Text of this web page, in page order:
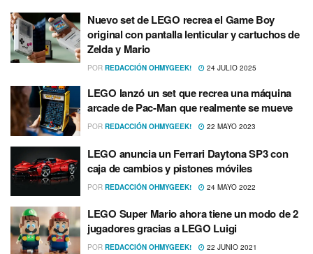
Nuevo set de LEGO recrea el Game Boy
original con pantalla lenticular y cartuchos de
Zelda y Mario
POR REDACCIÓN OHMYGEEK! 24 JULIO 2025
LEGO lanzó un set que recrea una máquina
arcade de Pac-Man que realmente se mueve
POR REDACCIÓN OHMYGEEK! 22 MAYO 2023
LEGO anuncia un Ferrari Daytona SP3 con
caja de cambios y pistones móviles
POR REDACCIÓN OHMYGEEK! 24 MAYO 2022
LEGO Super Mario ahora tiene un modo de 2
jugadores gracias a LEGO Luigi
POR REDACCIÓN OHMYGEEK! 22 JUNIO 2021